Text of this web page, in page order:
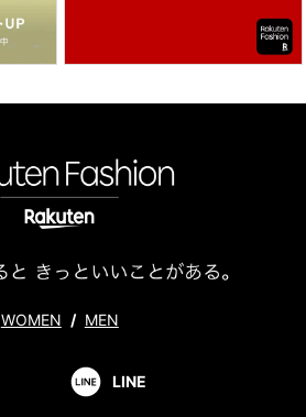
WOMEN / MEN
LINE